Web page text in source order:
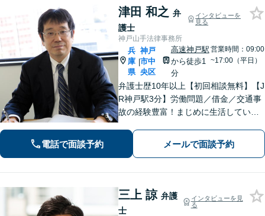
津田 和之 弁
護士
インタビューを
見る
神戸山手法律事務所
兵
庫
県
|
神戸
市中
央区
高速神戸駅
から徒歩1
分
営業時間：09:00
~17:00（平日）
弁護士歴10年以上【初回相談無料】【J
R神戸駅3分】労働問題／借金／交通事
故の経験豊富！まじめに生活している
決策をご提案いたします。関西学院大
学大学院（ロースクール）の現役教
電話で面談予約 メールで面談予約
三上 諒 弁護
士
インタビューを見
る